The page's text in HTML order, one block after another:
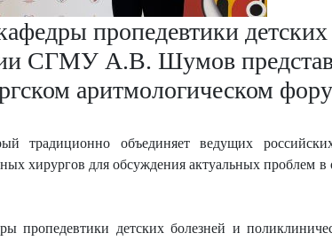
пропедевтики
СГМУ А.В. Шумов
аритмологическом
традиционно объединяет ведущих
хирургов для обсуждения актуальных проблем в
пропедевтики детских болезней и